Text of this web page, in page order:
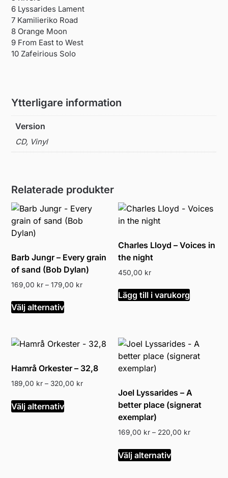
6 Lyssarides Lament
7 Kamilieriko Road
8 Orange Moon
9 From East to West
10 Zafeirious Solo
Ytterligare information
Version
CD, Vinyl
Relaterade produkter
Barb Jungr – Every grain
of sand (Bob Dylan)
169,00 kr – 179,00 krPrisintervall:
Välj alternativ
Den
här
flera
De
olika
kan
Charles Lloyd – Voices in
the night
450,00 kr
Lägg till i varukorg
Hamrå Orkester – 32,8
189,00 kr – 320,00 krPrisintervall:
Välj alternativ
Den
här
Joel Lyssarides – A
better place (signerat
exemplar)
169,00 kr – 220,00 kr
Välj alternativ
Den
här